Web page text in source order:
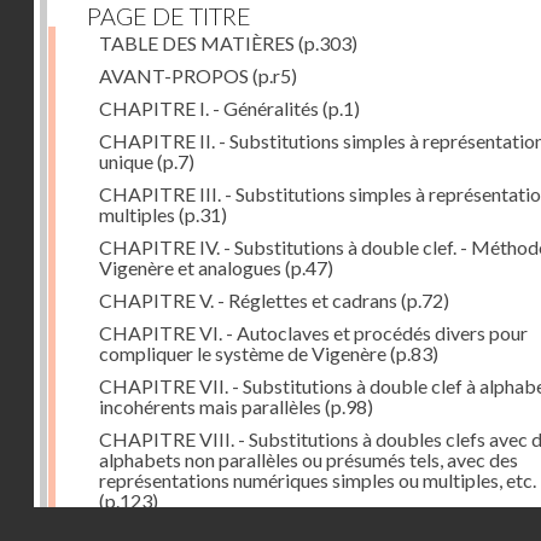
PAGE DE TITRE
TABLE DES MATIÈRES (p.303)
AVANT-PROPOS (p.r5)
CHAPITRE I. - Généralités (p.1)
CHAPITRE II. - Substitutions simples à
unique(p.7)
CHAPITRE III. - Substitutions simples à
multiples (p.31)
CHAPITRE IV. - Substitutions à double clef. -
Vigenère et analogues (p.47)
CHAPITRE V. - Réglettes et cadrans (p.72)
CHAPITRE VI. - Autoclaves et procédés divers pour
compliquer le système de Vigenère(p.83)
CHAPITRE VII. - Substitutions à double clef à
incohérents mais parallèles (p.98)
CHAPITRE VIII. - Substitutions à doubles clefs avec
alphabets non parallèles ou présumés tels, avec des
représentations numériques simples ou multiples, etc.
(p.123)